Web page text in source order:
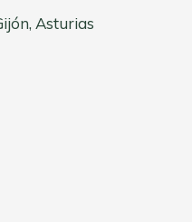
Asturias